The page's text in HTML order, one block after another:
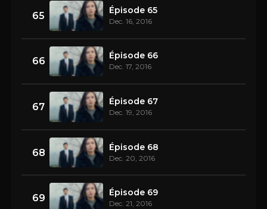
65 Épisode 65
Dec. 16, 2016
66 Épisode 66
Dec. 17, 2016
67 Épisode 67
Dec. 19, 2016
68 Épisode 68
Dec. 20, 2016
69 Épisode 69
Dec. 21, 2016